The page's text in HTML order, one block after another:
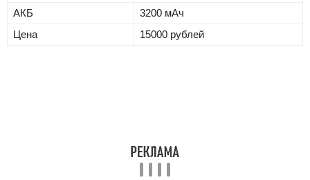
АКБ
3200 мАч
Цена
15000 рублей